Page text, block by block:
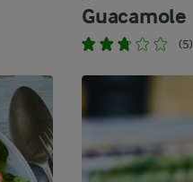
Guacamole
(5)